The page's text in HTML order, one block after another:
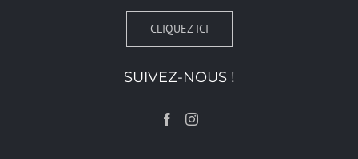
CLIQUEZ ICI
SUIVEZ-NOUS !